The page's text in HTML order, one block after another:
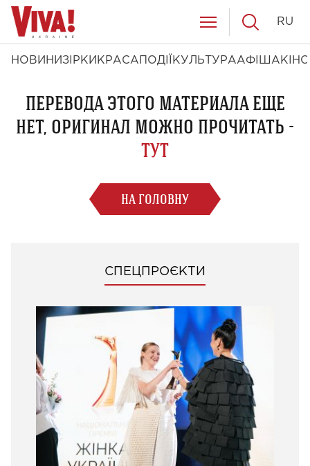
НОВИНИ ЗІРКИ КРАСА ПОДІЇ КУЛЬТУРААФІША КІНО
RU
ПЕРЕВОДА ЭТОГО МАТЕРИАЛА ЕЩЕ
НЕТ, ОРИГИНАЛ МОЖНО ПРОЧИТАТЬ -
ТУТ
НА ГОЛОВНУ
СПЕЦПРОЄКТИ